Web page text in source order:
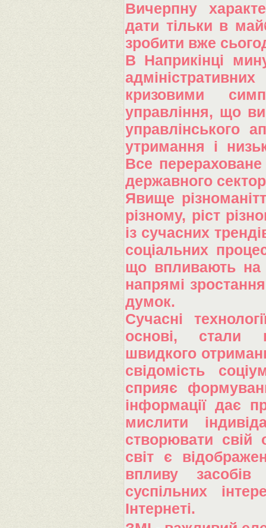
Вичерпну
дати тільки в
зробити вже
В Наприкінці
кризовими
управління, що
управлінського
утримання і
Все
державного
Явище
різному, ріст
із сучасних
соціальних
що впливають на
напрямі
думок.
Сучасні
основі, стали
швидкого
свідомість
сприяє
інформації дає
мислити
створювати свій
світ є
впливу засобів
суспільних
Інтернеті.